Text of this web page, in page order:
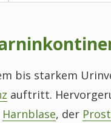
bis starkem
auftritt.
Harnblase, der